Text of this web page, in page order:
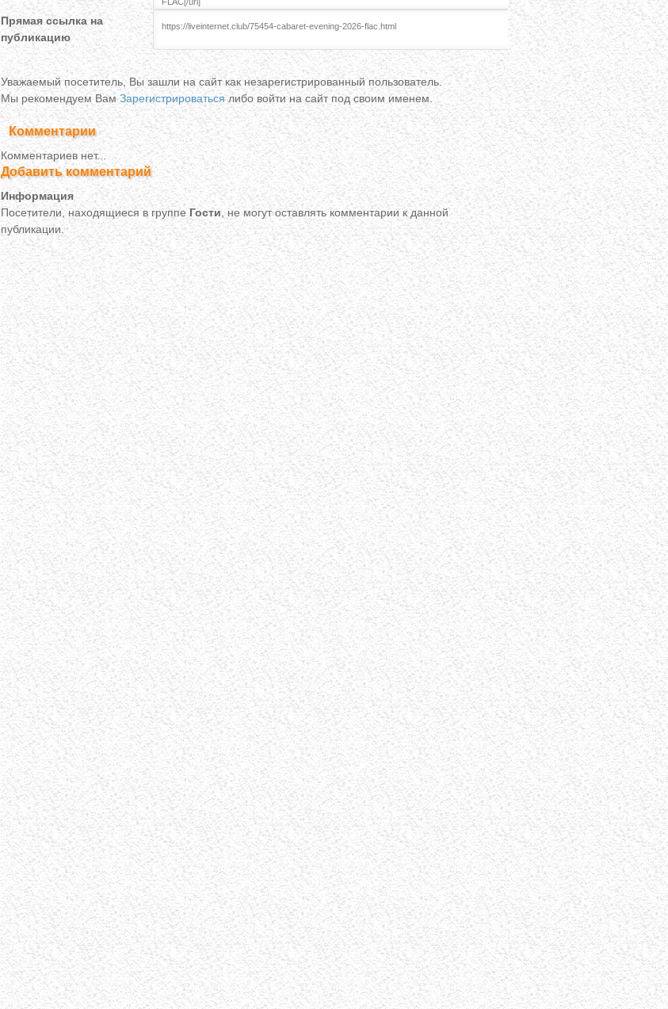
Прямая ссылка на
публикацию
Уважаемый посетитель, Вы зашли на сайт как незарегистрированный пользователь.
Мы рекомендуем ВамЗарегистрироватьсялибо войти на сайт под своим именем.
Комментарии
Комментариев нет...
Добавить комментарий
Информация
Посетители, находящиеся в группеГости, не могут оставлять комментарии к данной
публикации.